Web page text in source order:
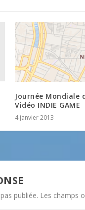
Journée Mondiale
Vidéo INDIE GAME
4 janvier 2013
publiée. Les champs